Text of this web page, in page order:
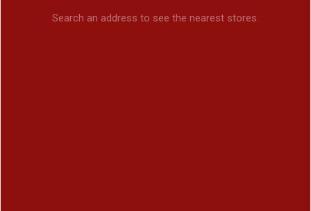
Search an address to see the nearest stores.